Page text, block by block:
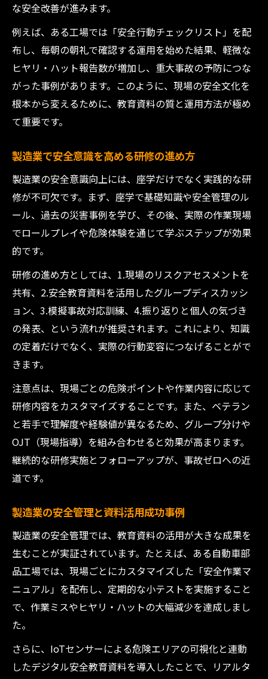
な安全改善が進みます。
例えば、ある工場では「安全行動チェックリスト」を配
布し、毎朝の朝礼で確認する運用を始めた結果、軽微な
ヒヤリ・ハット報告数が増加し、重大事故の予防につな
がった事例があります。このように、現場の安全文化を
根本から変えるために、教育資料の質と運用方法が極め
て重要です。
製造業で安全意識を高める研修の進め方
製造業の安全意識向上には、座学だけでなく実践的な研
修が不可欠です。まず、座学で基礎知識や安全管理のル
ール、過去の災害事例を学び、その後、実際の作業現場
でロールプレイや危険体験を通じて学ぶステップが効果
的です。
研修の進め方としては、1.現場のリスクアセスメントを
共有、2.安全教育資料を活用したグループディスカッシ
ョン、3.模擬事故対応訓練、4.振り返りと個人の気づき
の発表、という流れが推奨されます。これにより、知識
の定着だけでなく、実際の行動変容につなげることがで
きます。
注意点は、現場ごとの危険ポイントや作業内容に応じて
研修内容をカスタマイズすることです。また、ベテラン
と若手で理解度や経験値が異なるため、グループ分けや
OJT（現場指導）を組み合わせると効果が高まります。
継続的な研修実施とフォローアップが、事故ゼロへの近
道です。
製造業の安全管理と資料活用成功事例
製造業の安全管理では、教育資料の活用が大きな成果を
生むことが実証されています。たとえば、ある自動車部
品工場では、現場ごとにカスタマイズした「安全作業マ
ニュアル」を配布し、定期的な小テストを実施すること
で、作業ミスやヒヤリ・ハットの大幅減少を達成しまし
た。
さらに、IoTセンサーによる危険エリアの可視化と連動
したデジタル安全教育資料を導入したことで、リアルタ